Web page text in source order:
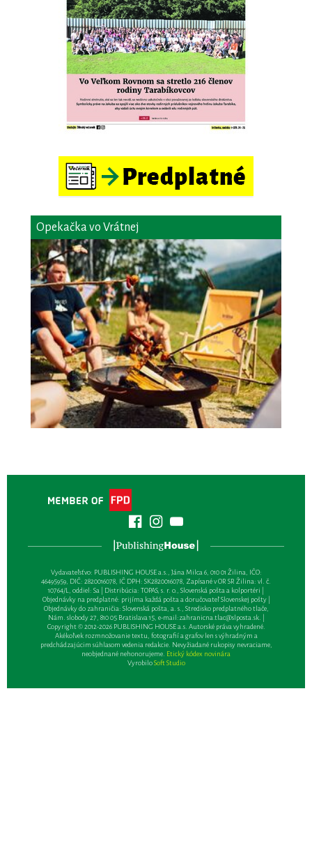
Opekačka vo Vrátnej
Vydavateľsťvo: PUBLISHING HOUSE a.s., Jána Milca 6, 010 01 Žilina, IČO:
46495959, DIČ: 2820016078, IČ DPH: SK2820016078, Zapísané v OR SR Žilina: vl. č.
10764/L, oddiel: Sa | Distribúcia: TOPAS, s. r. o., Slovenská pošta a kolportéri |
Objednávky na predplatné: prijíma každá pošta a doručovateľ Slovenskej pošty |
Objednávky do zahraničia: Slovenská pošta, a. s., Stredisko predplatného tlače,
Nám. slobody 27, 810 05 Bratislava 15, e-mail:zahranicna.tlac@slposta.sk. |
Copyright © 2012-2026 PUBLISHING HOUSE a.s. Autorské práva vyhradené.
Akékoľvek rozmnožovanie textu, fotografií a grafov len s výhradným a
predchádzajúcim súhlasom vedenia redakcie. Nevyžiadané rukopisy nevraciame,
neobjednané nehonorujeme. Etický kódex novinára
VyrobiloSoft Studio